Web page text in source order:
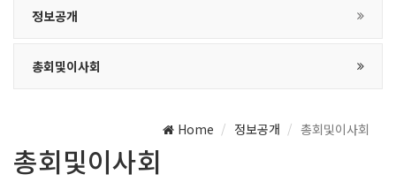
정보공개
총회및이사회
Home 정보공개 총회및이사회
총회및이사회